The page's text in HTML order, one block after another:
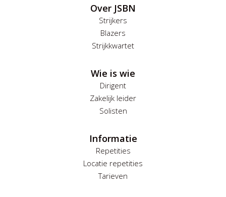
Over JSBN
Strijkers
Blazers
Strijkkwartet
Wie is wie
Dirigent
Zakelijk leider
Solisten
Informatie
Repetities
Locatie repetities
Tarieven